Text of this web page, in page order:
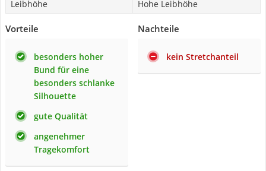
Leibhöhe Hohe Leibhöhe
Vorteile
besonders hoher
Bund für eine
besonders schlanke
Silhouette
gute Qualität
angenehmer
Tragekomfort
Nachteile
kein Stretchanteil